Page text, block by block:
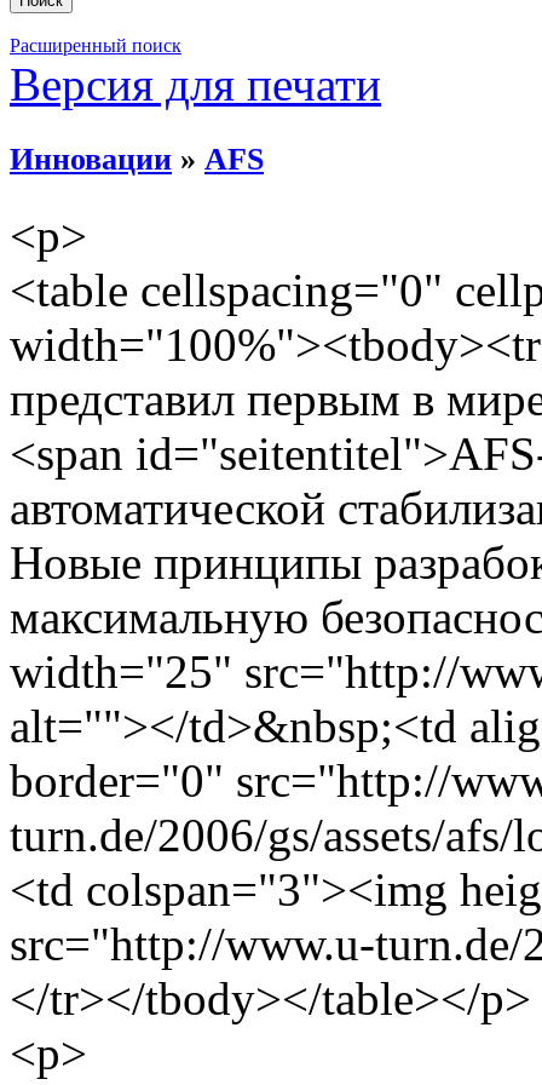
Расширенный поиск
Версия для печати
Инновации » AFS
<p>
<table cellspacing="0"
представил первым в
<span
автоматической
Новые принципы
максимальную
width="25" src="http://
alt=""></td>&nbsp;<td
border="0" src="http://
turn.de/2006/gs/assets/
<td colspan="3"><img
src="http://www.u-
</tr></tbody></table></p>
<p>